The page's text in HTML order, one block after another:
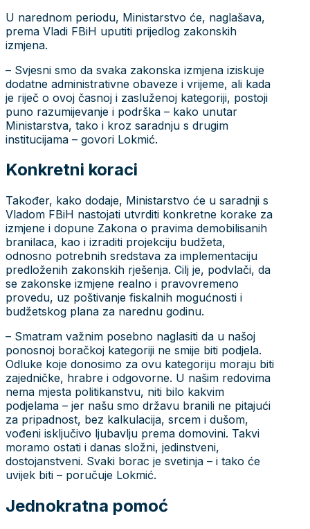
U narednom periodu, Ministarstvo će, naglašava,
prema Vladi FBiH uputiti prijedlog zakonskih
izmjena.
– Svjesni smo da svaka zakonska izmjena iziskuje
dodatne administrativne obaveze i vrijeme, ali kada
je riječ o ovoj časnoj i zasluženoj kategoriji, postoji
puno razumijevanje i podrška – kako unutar
Ministarstva, tako i kroz saradnju s drugim
institucijama – govori Lokmić.
Konkretni koraci
Također, kako dodaje, Ministarstvo će u saradnji s
Vladom FBiH nastojati utvrditi konkretne korake za
izmjene i dopune Zakona o pravima demobilisanih
branilaca, kao i izraditi projekciju budžeta,
odnosno potrebnih sredstava za implementaciju
predloženih zakonskih rješenja. Cilj je, podvlači, da
se zakonske izmjene realno i pravovremeno
provedu, uz poštivanje fiskalnih mogućnosti i
budžetskog plana za narednu godinu.
– Smatram važnim posebno naglasiti da u našoj
ponosnoj boračkoj kategoriji ne smije biti podjela.
Odluke koje donosimo za ovu kategoriju moraju biti
zajedničke, hrabre i odgovorne. U našim redovima
nema mjesta politikanstvu, niti bilo kakvim
podjelama – jer našu smo državu branili ne pitajući
za pripadnost, bez kalkulacija, srcem i dušom,
vođeni isključivo ljubavlju prema domovini. Takvi
moramo ostati i danas složni, jedinstveni,
dostojanstveni. Svaki borac je svetinja – i tako će
uvijek biti – poručuje Lokmić.
Jednokratna pomoć